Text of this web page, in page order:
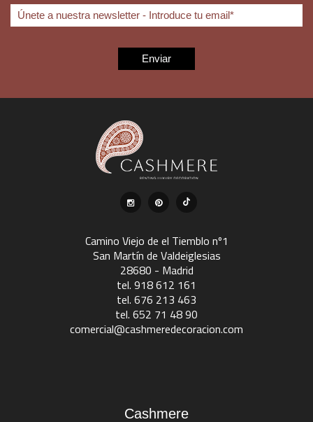
Camino Viejo de el Tiemblo nº1
San Martín de Valdeiglesias
28680 - Madrid
tel. 918 612 161
tel. 676 213 463
tel. 652 71 48 90
comercial@cashmeredecoracion.com
Cashmere